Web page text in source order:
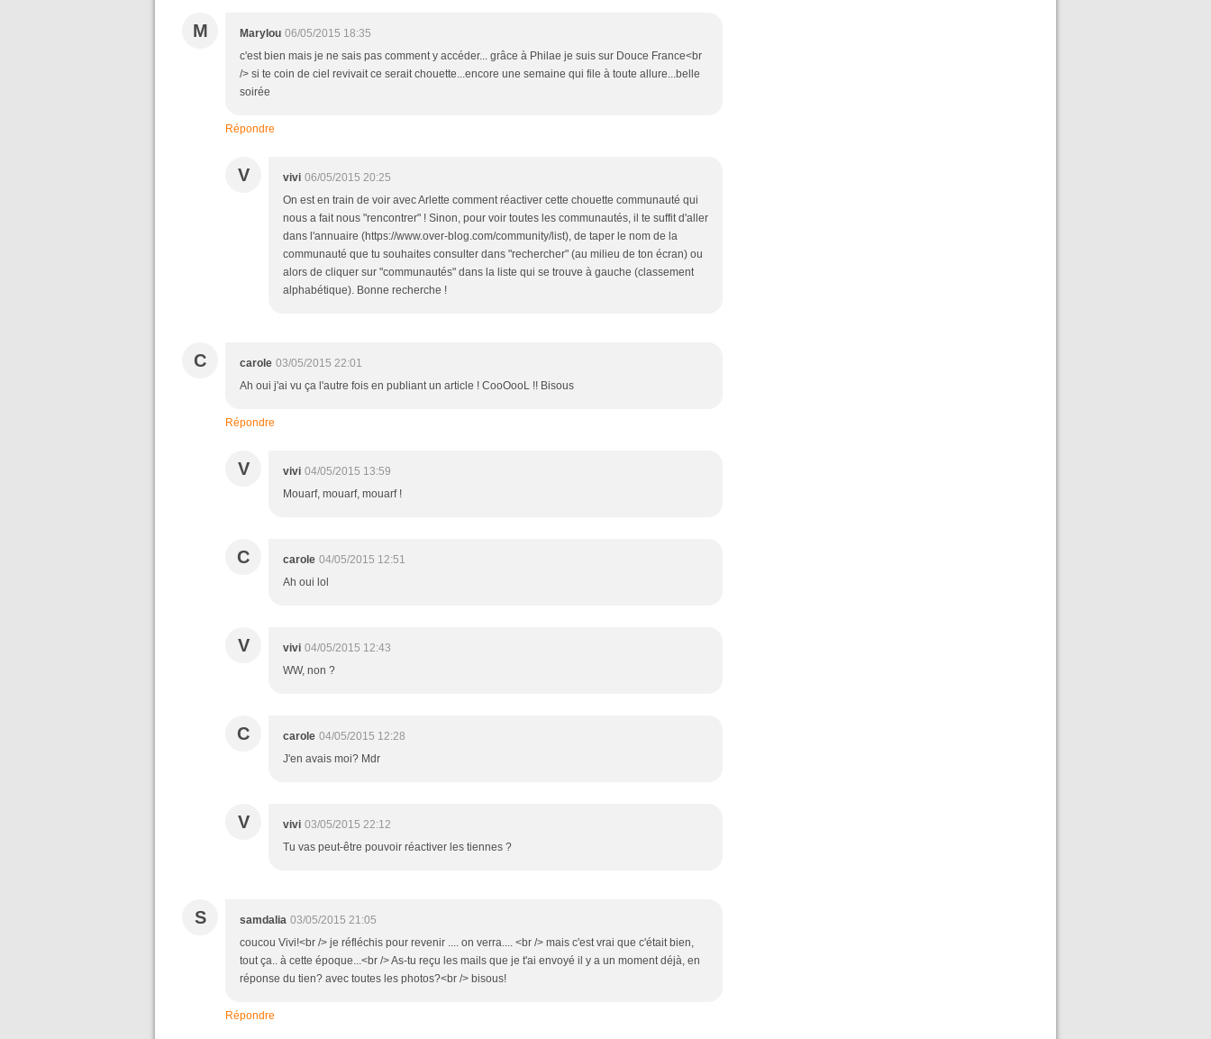
M Marylou 06/05/2015 18:35
c'est bien mais je ne sais pas comment y accéder... grâce à Philae je suis sur Douce France<br
/> si te coin de ciel revivait ce serait chouette...encore une semaine qui file à toute allure...belle
soirée
Répondre
V vivi 06/05/2015 20:25
On est en train de voir avec Arlette comment réactiver cette chouette communauté qui
nous a fait nous "rencontrer" ! Sinon, pour voir toutes les communautés, il te suffit d'aller
dans l'annuaire (https://www.over-blog.com/community/list), de taper le nom de la
communauté que tu souhaites consulter dans "rechercher" (au milieu de ton écran) ou
alors de cliquer sur "communautés" dans la liste qui se trouve à gauche (classement
alphabétique). Bonne recherche !
C carole 03/05/2015 22:01
Ah oui j'ai vu ça l'autre fois en publiant un article ! CooOooL !! Bisous
Répondre
V vivi 04/05/2015 13:59
Mouarf, mouarf, mouarf !
C carole 04/05/2015 12:51
Ah oui lol
V vivi 04/05/2015 12:43
WW, non ?
C carole 04/05/2015 12:28
J'en avais moi? Mdr
V vivi 03/05/2015 22:12
Tu vas peut-être pouvoir réactiver les tiennes ?
S samdalia 03/05/2015 21:05
coucou Vivi!<br /> je réfléchis pour revenir .... on verra.... <br /> mais c'est vrai que c'était bien,
tout ça.. à cette époque...<br /> As-tu reçu les mails que je t'ai envoyé il y a un moment déjà, en
réponse du tien? avec toutes les photos?<br /> bisous!
Répondre